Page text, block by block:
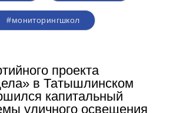
#мониторингшкол
проекта
в Татышлинском
капитальный
уличного освещения